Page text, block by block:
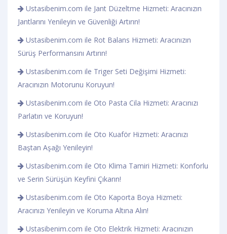
Ustasibenim.com ile Jant Düzeltme Hizmeti: Aracınızın
Jantlarını Yenileyin ve Güvenliği Artırın!
Ustasibenim.com ile Rot Balans Hizmeti: Aracınızın
Sürüş Performansını Artırın!
Ustasibenim.com ile Triger Seti Değişimi Hizmeti:
Aracınızın Motorunu Koruyun!
Ustasibenim.com ile Oto Pasta Cila Hizmeti: Aracınızı
Parlatın ve Koruyun!
Ustasibenim.com ile Oto Kuaför Hizmeti: Aracınızı
Baştan Aşağı Yenileyin!
Ustasibenim.com ile Oto Klima Tamiri Hizmeti: Konforlu
ve Serin Sürüşün Keyfini Çıkarın!
Ustasibenim.com ile Oto Kaporta Boya Hizmeti:
Aracınızı Yenileyin ve Koruma Altına Alın!
Ustasibenim.com ile Oto Elektrik Hizmeti: Aracınızın